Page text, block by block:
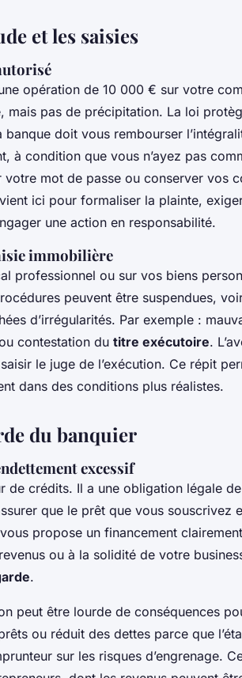
et les saisies
opération de 10 000 € sur votre
mais pas de précipitation. La loi
doit vous rembourser
à condition que vous n’ayez pas
mot de passe ou conserver vos
ici pour formaliser la plainte,
une action en responsabilité.
immobilière
professionnel ou sur vos biens
peuvent être suspendues,
d’irrégularités. Par exemple :
contestation du titre exécutoire.
le juge de l’exécution. Ce répit
dans des conditions plus réalistes.
du banquier
excessif
de crédits. Il a une obligation légale
que le prêt que vous souscrivez
propose un financement clairement
ou à la solidité de votre
.
peut être lourde de conséquences
ou réduit des dettes parce que
sur les risques d’engrenage.